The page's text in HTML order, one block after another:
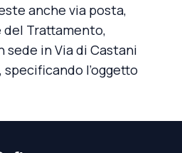
anche via posta,
Trattamento,
sede in Via di Castani
specificando l’oggetto